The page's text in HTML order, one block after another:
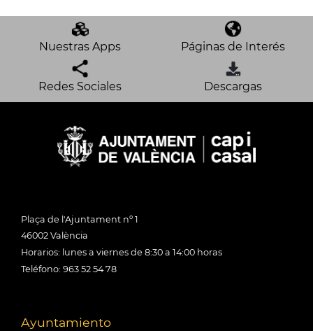
Nuestras Apps Páginas de Interés
Redes Sociales Descargas
Plaça de l'Ajuntament nº 1
46002 València
Horarios: lunes a viernes de 8:30 a 14:00 horas
Teléfono: 963 52 54 78
Ayuntamiento